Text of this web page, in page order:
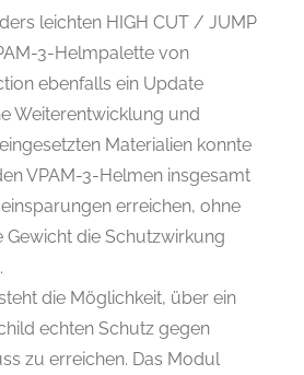
leichten HIGH CUT / JUMP
3-Helmpalette von
ebenfalls ein Update
Weiterentwicklung und
Materialien konnte
VPAM-3-Helmen insgesamt
erreichen, ohne
Gewicht die Schutzwirkung
die Möglichkeit, über ein
echten Schutz gegen
zu erreichen. Das Modul